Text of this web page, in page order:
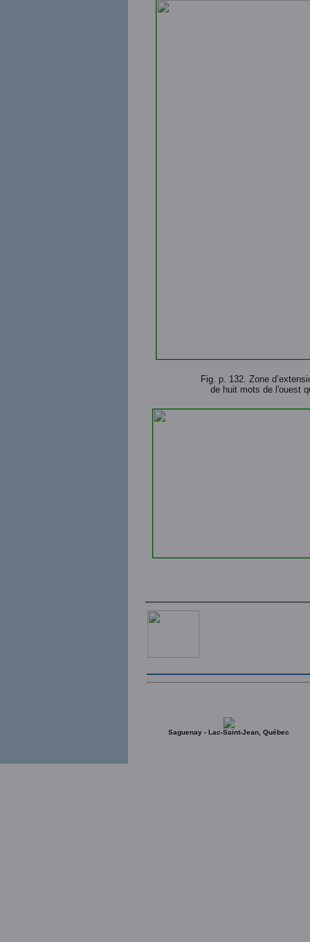
Fig. p. 132. Zone
de huit mots de l'ouest
Saguenay - Lac-Saint-Jean, Québec